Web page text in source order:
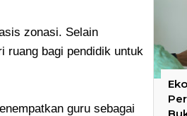
zonasi. Selain
ruang bagi pendidik untuk
guru sebagai